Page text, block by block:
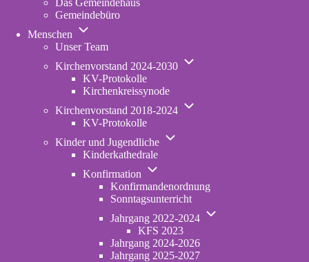
Das Gemeindehaus
Gemeindebüro
Menschen
Unternavigation
Menschen
Unser Team
Kirchenvorstand 2024-2030
Unternavigation
2030
KV-Protokolle
Kirchenkreissynode
Kirchenvorstand 2018-2024
Unternavigation
KV-Protokolle
Kinder und Jugendliche
Unternavigation
Jugendliche
Kinderkathedrale
Konfirmation
Unternavigation
Konfirmation
Konfirmandenordnung
Sonntagsunterricht
Jahrgang 2022-2024
Unternavigation
KFS 2023
Jahrgang 2024-2026
Jahrgang 2025-2027